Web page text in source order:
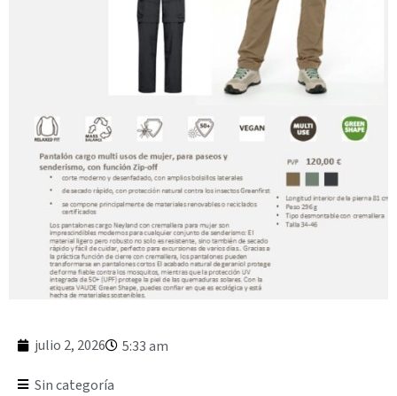
julio 2, 2026 5:33 am
Sin categoría